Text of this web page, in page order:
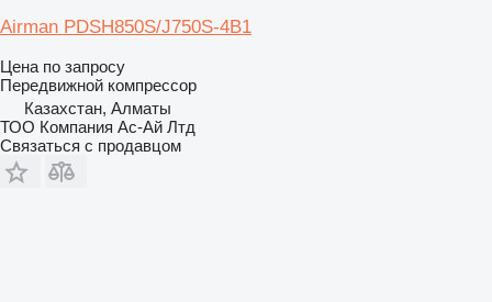
Airman PDSH850S/J750S-4B1
Цена по запросу
Передвижной компрессор
Казахстан, Алматы
ТОО Компания Ас-Ай Лтд
Связаться с продавцом